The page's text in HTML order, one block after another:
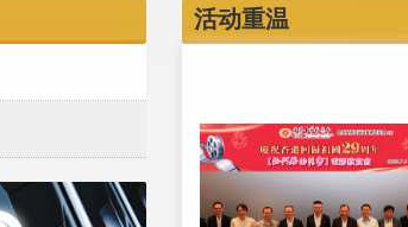
活动重温